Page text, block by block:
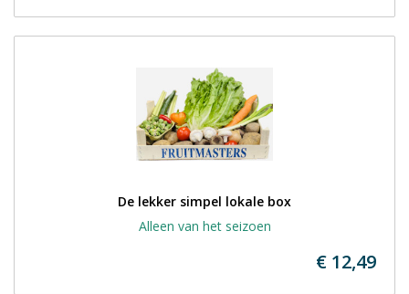
De lekker simpel lokale box
Alleen van het seizoen
€ 12,49